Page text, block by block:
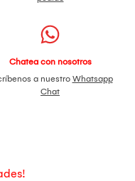
Chatea con nosotros
a nuestro Whatsapp
Chat